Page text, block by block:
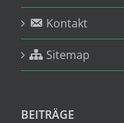
Kontakt
Sitemap
BEITRÄGE